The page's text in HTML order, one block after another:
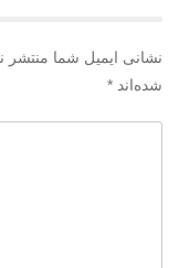
نشانی ایمیل شما منتشر
شده‌اند *